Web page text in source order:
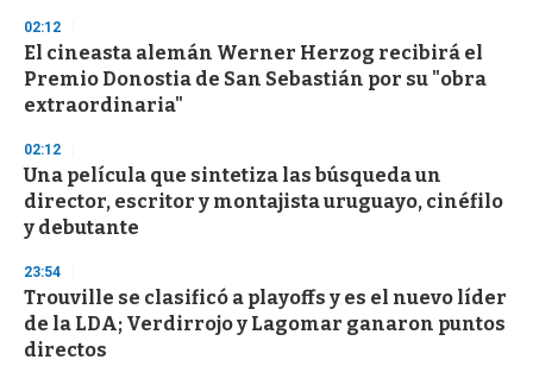
d
s
o
f
3
s
e
c
o
n
d
02:12
El cineasta alemán Werner Herzog recibirá el
Premio Donostia de San Sebastián por su "obra
extraordinaria"
02:12
Una película que sintetiza las búsqueda un
director, escritor y montajista uruguayo, cinéfilo
y debutante
23:54
Trouville se clasificó a playoffs y es el nuevo líder
de la LDA; Verdirrojo y Lagomar ganaron puntos
directos